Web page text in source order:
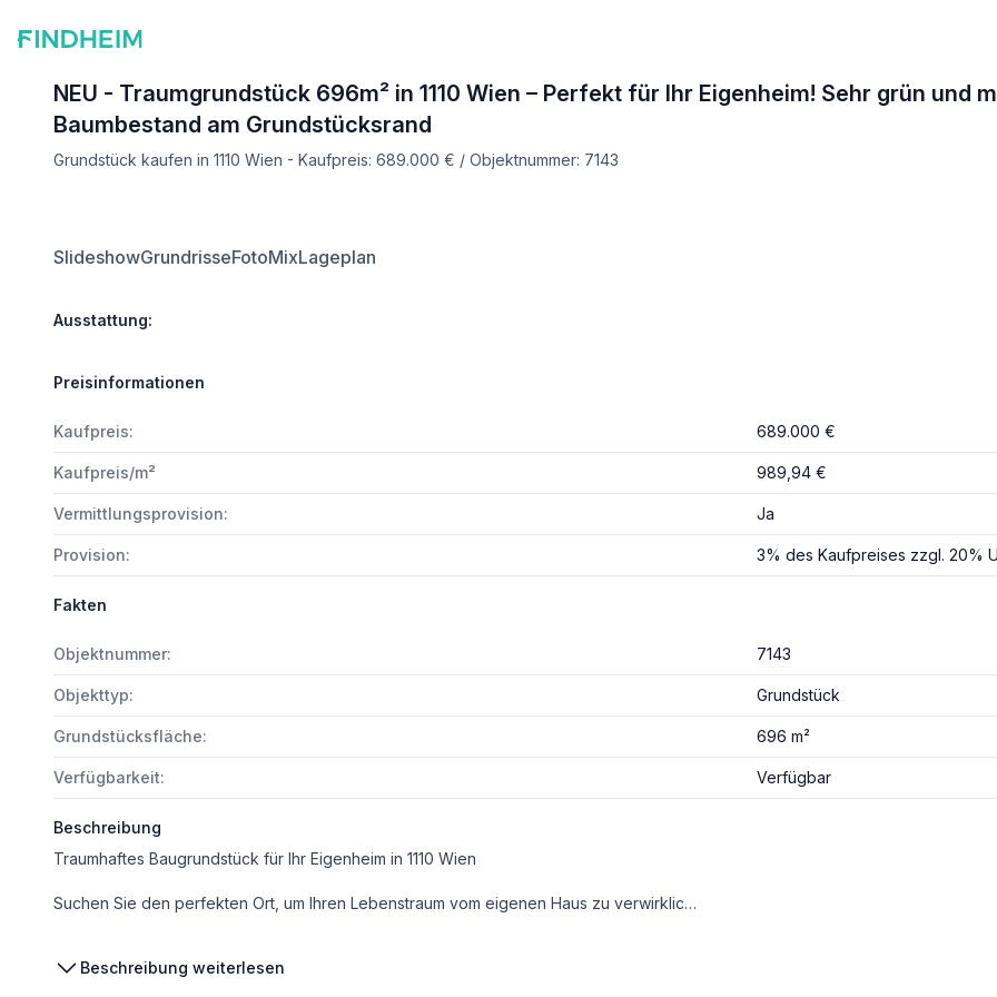
NEU - Traumgrundstück 696m² in 1110 Wien – Perfekt für Ihr Eigenheim! Sehr grün und
Baumbestand am Grundstücksrand
Grundstück kaufen in 1110 Wien - Kaufpreis: 689.000 € / Objektnummer: 7143
SlideshowGrundrisseFotoMixLageplan
Ausstattung:
Preisinformationen
Kaufpreis: 689.000 €
Kaufpreis/m² 989,94 €
Vermittlungsprovision: Ja
Provision: 3% des Kaufpreises zzgl. 20%
Fakten
Objektnummer: 7143
Objekttyp: Grundstück
Grundstücksfläche: 696 m²
Verfügbarkeit: Verfügbar
Beschreibung
Traumhaftes Baugrundstück für Ihr Eigenheim in 1110 Wien
Suchen Sie den perfekten Ort, um Ihren Lebenstraum vom eigenen Haus zu verwirklichen? Dieses großzügige Baugrundstück mit einer Fläche von 696 m² bietet Ihnen genau das – und noch viel mehr! Eingebettet in eine attraktive und ruhige Lage im 11. Bezirk Wiens genießen Sie hier einen unvergleichlichen Fernblick sowie einen herrlichen Grünblick, der Ihnen Erholung und Lebensqualität garantiert.
Beschreibung weiterlesen